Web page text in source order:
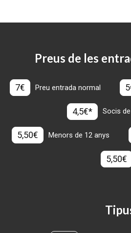
Preus de les
7€ Preu entrada normal
4,5€* Socis
5,50€ Menors de 12 anys
5,50€